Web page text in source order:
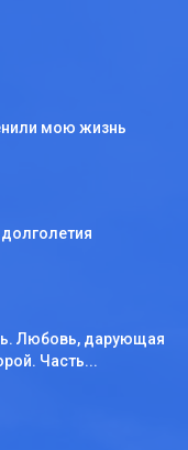
мою жизнь
Любовь, дарующая
Часть...